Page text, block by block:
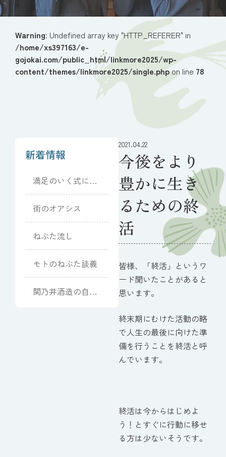
Warning: Undefined array key "HTTP_REFERER" in
/home/xs397163/e-
gojokai.com/public_html/linkmore2025/wp-
content/themes/linkmore2025/single.phpon line 78
新着情報
満足のいく式にな
りました
街のオアシス
ねぶた流し
モトのねぶた談義
関乃井酒造の自己
2021.04.22
今後をより
豊かに生き
るための終
活
皆様、「終活」というワ
ード聞いたことがあると
思います。
終末期にむけた活動の略
で人生の最後に向けた準
備を行うことを終活と呼
んでいます。
終活は今からはじめよ
う！とすぐに行動に移せ
る方は少ないそうです。